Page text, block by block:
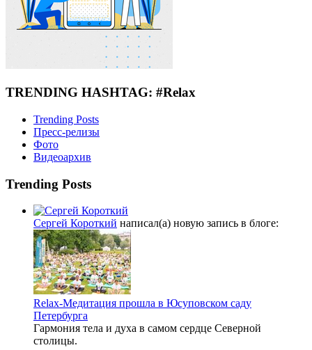
TRENDING HASHTAG: #Relax
Trending Posts
Пресс-релизы
Фото
Видеоархив
Trending Posts
Сергей Короткий написал(а) новую запись в блоге:
Relax-Медитация прошла в Юсуповском саду
Петербурга
Гармония тела и духа в самом сердце Северной
столицы.